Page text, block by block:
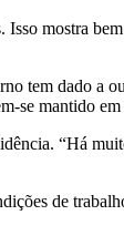
Isso mostra
tem dado a
se mantido
“Há
de